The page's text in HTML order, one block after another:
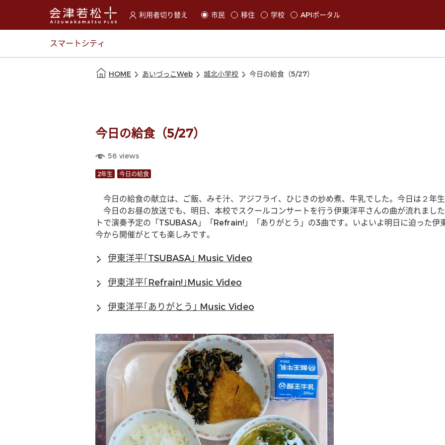
利用者切り替え
選択すると利用者の切替が発生します
市民 移住 学校 APIポータル
スマートシティ
HOME あいづっこWeb 城北小学校 今日の給食（5/27）
今日の給食（5/27）
56 views
2年生 今日の給食
今日の給食の献立は、ご飯、みそ汁、アジフライ、ひじきの炒め煮、牛乳でした。今日は２年生
今日のお昼の放送でも、明日、本校でスクールコンサートを行う伊東洋平さんの曲が流れまし
トで演奏予定の「TSUBASA」「Refrain!」「ありがとう」の3曲です。いよいよ明日に迫った伊
今から開催がとても楽しみです。
伊東洋平｢TSUBASA｣ Music Video
伊東洋平｢Refrain!｣Music Video
伊東洋平｢ありがとう｣ Music Video